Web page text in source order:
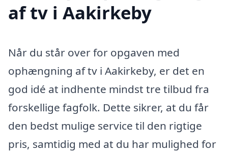
af tv i Aakirkeby
Når du står over for opgaven med
ophængning af tv i Aakirkeby, er det en
god idé at indhente mindst tre tilbud fra
forskellige fagfolk. Dette sikrer, at du får
den bedst mulige service til den rigtige
pris, samtidig med at du har mulighed for